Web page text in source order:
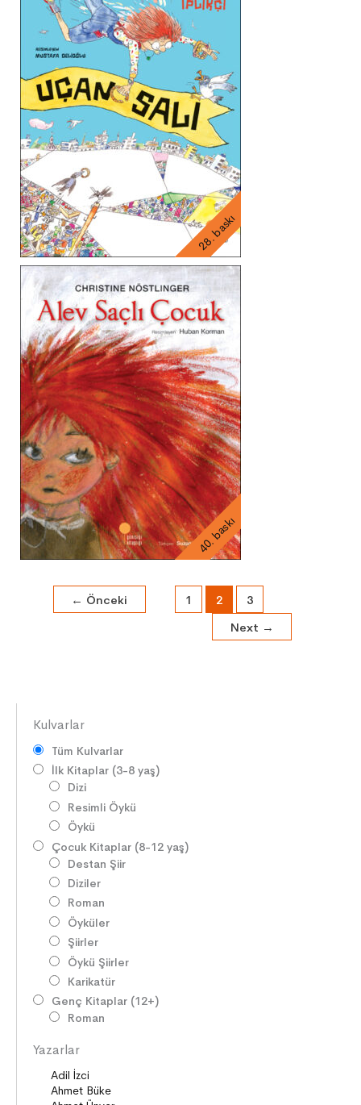
28. baskı
40. baskı
← Önceki 1 2
3
Next →
Kulvarlar
Tüm Kulvarlar
İlk Kitaplar (3-8 yaş)
Dizi
Resimli Öykü
Öykü
Çocuk Kitaplar (8-12 yaş)
Destan Şiir
Diziler
Roman
Öyküler
Şiirler
Öykü Şiirler
Karikatür
Genç Kitaplar (12+)
Roman
Öyküler
Şiirler
Deneme
Yazarlar